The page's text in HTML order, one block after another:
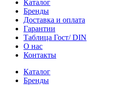
Каталог
Бренды
Доставка и оплата
Гарантии
Таблица Гост/ DIN
О нас
Контакты
Каталог
Бренды